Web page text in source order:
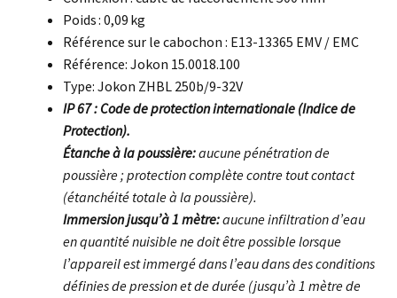
Poids : 0,09 kg
Référence sur le cabochon : E13-13365 EMV / EMC
Référence: Jokon 15.0018.100
Type: Jokon ZHBL 250b/9-32V
IP 67 : Code de protection internationale (Indice de
Protection).
Étanche à la poussière:aucune pénétration de
poussière ; protection complète contre tout contact
(étanchéité totale à la poussière).
Immersion jusqu’à 1 mètre:aucune infiltration d’eau
en quantité nuisible ne doit être possible lorsque
l’appareil est immergé dans l’eau dans des conditions
définies de pression et de durée (jusqu’à 1 mètre de